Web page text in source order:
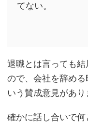
てない。
退職とは言っても
ので、会社を辞め
いう賛成意見があり
確かに話し合いで